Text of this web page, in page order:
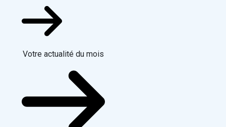
Votre actualité du mois